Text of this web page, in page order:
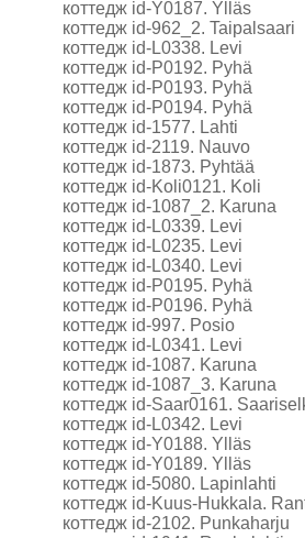
коттедж id-Y0187. Ylläs
коттедж id-962_2. Taipalsaari
коттедж id-L0338. Levi
коттедж id-P0192. Pyhä
коттедж id-P0193. Pyhä
коттедж id-P0194. Pyhä
коттедж id-1577. Lahti
коттедж id-2119. Nauvo
коттедж id-1873. Pyhtää
коттедж id-Koli0121. Koli
коттедж id-1087_2. Karuna
коттедж id-L0339. Levi
коттедж id-L0235. Levi
коттедж id-L0340. Levi
коттедж id-P0195. Pyhä
коттедж id-P0196. Pyhä
коттедж id-997. Posio
коттедж id-L0341. Levi
коттедж id-1087. Karuna
коттедж id-1087_3. Karuna
коттедж id-Saar0161.
коттедж id-L0342. Levi
коттедж id-Y0188. Ylläs
коттедж id-Y0189. Ylläs
коттедж id-5080. Lapinlahti
коттедж id-Kuus-Hukkala.
коттедж id-2102. Punkaharju